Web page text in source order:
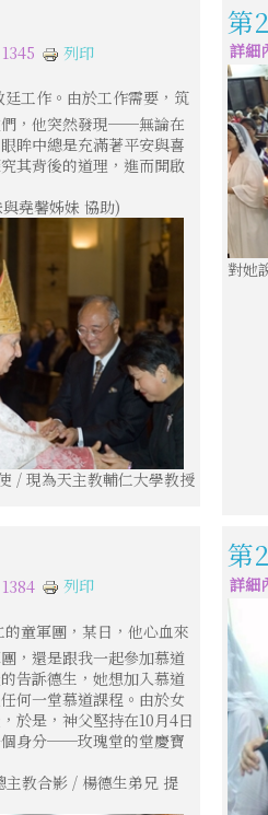
列印
工作。由於工作需要，筑
們，他突然發現──無論在
眸中總是充滿著平安與喜
其背後的道理，進而開啟
堯馨姊妹 協助)
/ 現為天主教輔仁大學教授
第
詳細
對她
列印
童軍團，某日，他心血來
，還是跟我一起參加慕道
告訴德生，她想加入慕道
何一堂慕道課程。由於女
於是，神父堅持在10月4日
個身分──玫瑰堂的堂慶寶
教合影 / 楊德生弟兄 提
第
詳細